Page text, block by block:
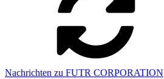
Nachrichten zu FUTR CORPORATION